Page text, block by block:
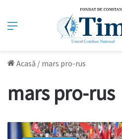
Meniu
Acasă / mars pro-rus
mars pro-rus
Marș